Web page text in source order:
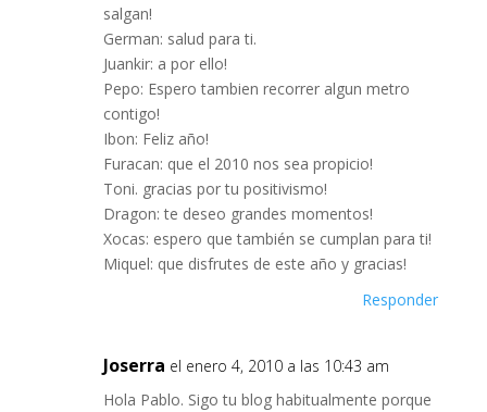
salgan!
German: salud para ti.
Juankir: a por ello!
Pepo: Espero tambien recorrer algun metro
contigo!
Ibon: Feliz año!
Furacan: que el 2010 nos sea propicio!
Toni. gracias por tu positivismo!
Dragon: te deseo grandes momentos!
Xocas: espero que también se cumplan para ti!
Miquel: que disfrutes de este año y gracias!
Responder
Joserra el enero 4, 2010 a las 10:43 am
Hola Pablo. Sigo tu blog habitualmente porque